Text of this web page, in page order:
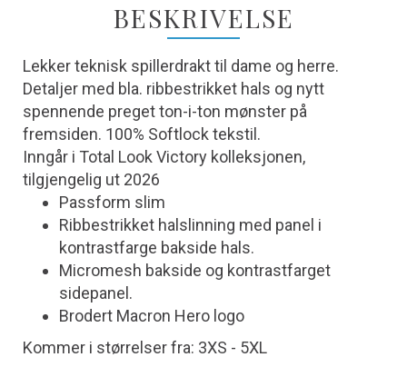
BESKRIVELSE
Lekker teknisk spillerdrakt til dame og herre.
Detaljer med bla. ribbestrikket hals og nytt
spennende preget ton-i-ton mønster på
fremsiden. 100% Softlock tekstil.
Inngår i Total Look Victory kolleksjonen,
tilgjengelig ut 2026
Passform slim
Ribbestrikket halslinning med panel i
kontrastfarge bakside hals.
Micromesh bakside og kontrastfarget
sidepanel.
Brodert Macron Hero logo
Kommer i størrelser fra: 3XS - 5XL